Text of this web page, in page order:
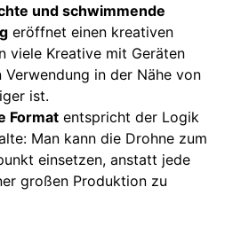
und schwimmende
eröffnet einen kreativen
viele Kreative mit Geräten
Verwendung in der Nähe von
ist.
Format entspricht der Logik
Man kann die Drohne zum
einsetzen, anstatt jede
großen Produktion zu